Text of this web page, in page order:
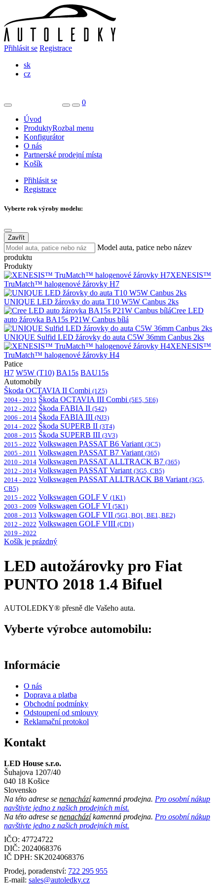
Přihlásit se Registrace
sk
cz
0
Úvod
ProduktyRozbal menu
Konfigurátor
O nás
Partnerské prodejní místa
Košík
Přihlásit se
Registrace
Vyberte rok výroby modelu:
Zavřít
Model auta, patice nebo název
produktu
Produkty
XENESIS™
TruMatch™ halogenové žárovky H7
UNIQUE LED žárovky do auta T10 W5W Canbus 2ks
Cree LED
auto žárovka BA15s P21W Canbus bílá
UNIQUE Sulfid LED žárovky do auta C5W 36mm Canbus 2ks
XENESIS™
TruMatch™ halogenové žárovky H4
Patice
H7 W5W (T10) BA15s BAU15s
Automobily
Škoda OCTAVIA II Combi (1Z5)
2004 - 2013 Škoda OCTAVIA III Combi (5E5, 5E6)
2012 - 2022 Škoda FABIA II (542)
2006 - 2014 Škoda FABIA III (NJ3)
2014 - 2022 Škoda SUPERB II (3T4)
2008 - 2015 Škoda SUPERB III (3V3)
2015 - 2022 Volkswagen PASSAT B6 Variant (3C5)
2005 - 2011 Volkswagen PASSAT B7 Variant (365)
2010 - 2014 Volkswagen PASSAT ALLTRACK B7 (365)
2012 - 2014 Volkswagen PASSAT Variant (3G5, CB5)
2014 - 2022 Volkswagen PASSAT ALLTRACK B8 Variant (3G5,
CB5)
2015 - 2022 Volkswagen GOLF V (1K1)
2003 - 2009 Volkswagen GOLF VI (5K1)
2008 - 2013 Volkswagen GOLF VII (5G1, BQ1, BE1, BE2)
2012 - 2022 Volkswagen GOLF VIII (CD1)
2019 - 2022
Košík je prázdný
LED autožárovky pro Fiat
PUNTO 2018 1.4 Bifuel
AUTOLEDKY® přesně dle Vašeho auta.
Vyberte výrobce automobilu:
Informácie
O nás
Doprava a platba
Obchodní podmínky
Odstoupení od smlouvy
Reklamační protokol
Kontakt
LED House s.r.o.
Šuhajova 1207/40
040 18 Košice
Slovensko
Na této adrese se nenacházíkamenná prodejna. Pro osobní nákup
navštivte jedno z našich prodejních míst.
Na této adrese se nenacházíkamenná prodejna. Pro osobní nákup
navštivte jedno z našich prodejních míst.
IČO: 47724722
DIČ: 2024068376
IČ DPH: SK2024068376
Prodej, poradenství: 722 295 955
E-mail: sales@autoledky.cz